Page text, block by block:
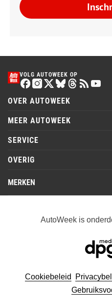
VOLG AUTOWEEK OP
OVER AUTOWEEK
MEER AUTOWEEK
SERVICE
OVERIG
MERKEN
AutoWeek is
Cookiebeleid